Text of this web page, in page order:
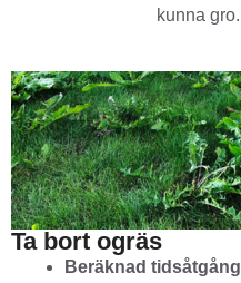
kunna gro.
Ta bort ogräs
Beräknad tidsåtgång